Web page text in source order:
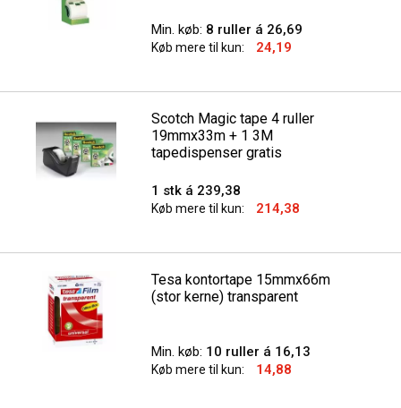
Min. køb: 8 ruller á 26,69
Køb mere til kun: 24,19
Scotch Magic tape 4 ruller
19mmx33m + 1 3M
tapedispenser gratis
1 stk á 239,38
Køb mere til kun: 214,38
Tesa kontortape 15mmx66m
(stor kerne) transparent
Min. køb: 10 ruller á 16,13
Køb mere til kun: 14,88